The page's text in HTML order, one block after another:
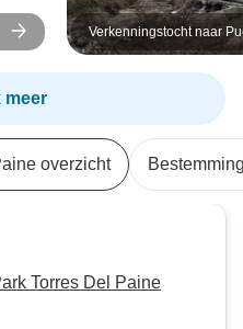
Verkenningstocht naar
Natales & Torres del
dagen
meer
overzicht
Torres Del Paine